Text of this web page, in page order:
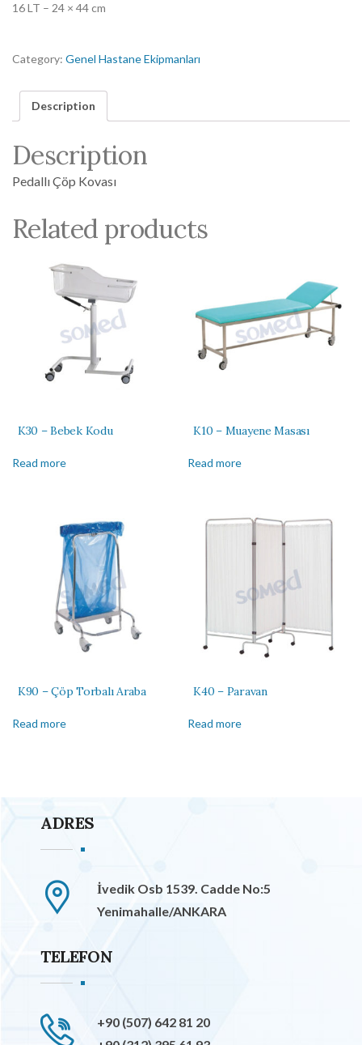
16 LT – 24 × 44 cm
Category: Genel Hastane Ekipmanları
Description
Description
Pedallı Çöp Kovası
Related products
K30 – Bebek Kodu
Read more
K10 – Muayene Masası
Read more
K90 – Çöp Torbalı Araba
Read more
K40 – Paravan
Read more
ADRES
İvedik Osb 1539. Cadde No:5
Yenimahalle/ANKARA
TELEFON
+90 (507) 642 81 20